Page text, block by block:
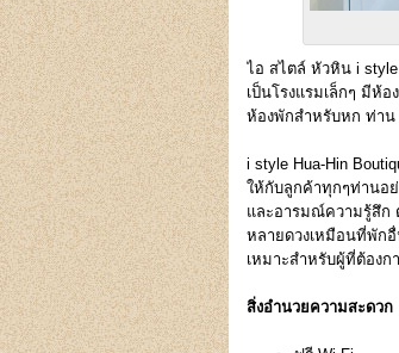
ไอ สไตล์ หัวหิน i
เป็นโรงแรมเล็กๆ มีห้
ห้องพักสำหรับหก ท่าน
i style Hua-Hin
ให้กับลูกค้าทุกๆท่านอ
และอารมณ์ความรู้สึก
หลายดวงเหมือนที่พัก
เหมาะสำหรับผู้ที่ต้องก
สิ่งอำนวยความสะดวก